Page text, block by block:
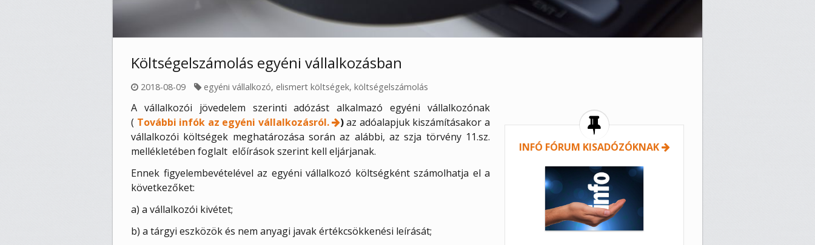
Költségelszámolás egyéni vállalkozásban
2018-08-09 egyéni vállalkozó, elismert költségek,költségelszámolás
A vállalkozói jövedelem szerinti adózást alkalmazó egyéni vállalkozónak
( További infók az egyéni vállalkozásról. )az adóalapjuk kiszámításakor a
vállalkozói költségek meghatározása során az alábbi, az szja törvény 11.sz.
mellékletében foglalt előírások szerint kell eljárjanak.
Ennek figyelembevételével az egyéni vállalkozó költségként számolhatja el a
következőket:
a) a vállalkozói kivétet;
b) a tárgyi eszközök és nem anyagi javak értékcsökkenési leírását;
INFÓ FÓRUM KISADÓZÓKNAK